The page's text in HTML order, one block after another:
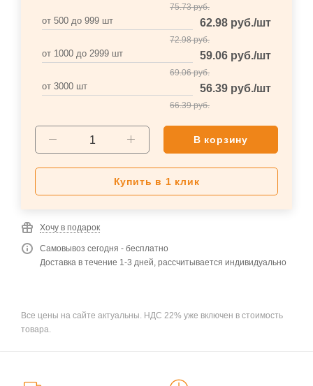
75.73руб.
от 500 до 999 шт 62.98 руб./шт
72.98руб.
от 1000 до 2999 шт 59.06 руб./шт
69.06руб.
от 3000 шт 56.39 руб./шт
66.39руб.
В корзину
Купить в 1 клик
Хочу в подарок
Самовывоз сегодня - бесплатно
Доставка в течение 1-3 дней, рассчитывается индивидуально
Все цены на сайте актуальны. НДС 22% уже включен в стоимость
товара.